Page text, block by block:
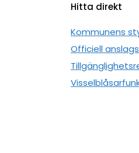
Hitta direkt
Kommunens
Officiell